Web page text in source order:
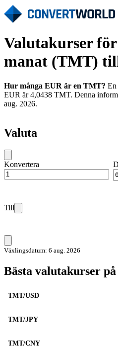
Valutakurser
manat (TMT)
Hur många EUR är en TMT? En
EUR är 4,0438 TMT. Denna
aug. 2026.
Valuta
Konvertera
Till
Växlingsdatum: 6 aug. 2026
Bästa valutakurser
TMT/USD
TMT/JPY
TMT/CNY